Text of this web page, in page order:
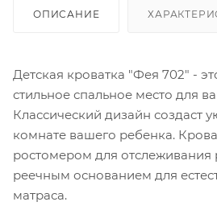
ОПИСАНИЕ
Детская кроватка "Фея 702" -
стильное спальное место для
Классический дизайн создаст
комнате вашего ребенка.
ростомером для отслеживания
реечным основанием для
матраса.